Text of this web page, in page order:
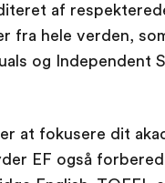
af
fra hele verden,
og Independent
at fokusere dit
EF også